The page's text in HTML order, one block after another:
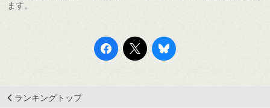
ます。
ランキングトップ